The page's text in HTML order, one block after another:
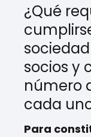
¿Qué
socios y
número
cada
Para